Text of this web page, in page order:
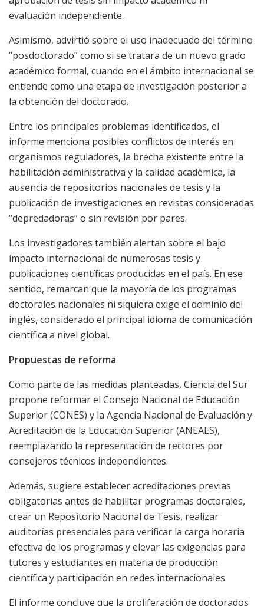
evaluación independiente.
Asimismo, advirtió sobre el uso inadecuado del término
“posdoctorado” como si se tratara de un nuevo grado
académico formal, cuando en el ámbito internacional se
entiende como una etapa de investigación posterior a
la obtención del doctorado.
Entre los principales problemas identificados, el
informe menciona posibles conflictos de interés en
organismos reguladores, la brecha existente entre la
habilitación administrativa y la calidad académica, la
ausencia de repositorios nacionales de tesis y la
publicación de investigaciones en revistas consideradas
“depredadoras” o sin revisión por pares.
Los investigadores también alertan sobre el bajo
impacto internacional de numerosas tesis y
publicaciones científicas producidas en el país. En ese
sentido, remarcan que la mayoría de los programas
doctorales nacionales ni siquiera exige el dominio del
inglés, considerado el principal idioma de comunicación
científica a nivel global.
Propuestas de reforma
Como parte de las medidas planteadas, Ciencia del Sur
propone reformar el Consejo Nacional de Educación
Superior (CONES) y la Agencia Nacional de Evaluación y
Acreditación de la Educación Superior (ANEAES),
reemplazando la representación de rectores por
consejeros técnicos independientes.
Además, sugiere establecer acreditaciones previas
obligatorias antes de habilitar programas doctorales,
crear un Repositorio Nacional de Tesis, realizar
auditorías presenciales para verificar la carga horaria
efectiva de los programas y elevar las exigencias para
tutores y estudiantes en materia de producción
científica y participación en redes internacionales.
El informe concluye que la proliferación de doctorados